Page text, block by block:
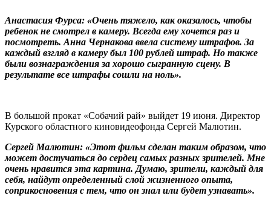
Анастасия Фурса: «Очень тяжело, как оказалось, чтобы
ребенок не смотрел в камеру. Всегда ему хочется раз и
посмотреть. Анна Чернакова ввела систему штрафов. За
каждый взгляд в камеру был 100 рублей штраф. Но также
были вознаграждения за хорошо сыгранную сцену. В
результате все штрафы сошли на ноль».
В большой прокат «Собачий рай» выйдет 19 июня. Директор
Курского областного киновидеофонда Сергей Малютин.
Сергей Малютин: «Этот фильм сделан таким образом, что
может достучаться до сердец самых разных зрителей. Мне
очень нравится эта картина. Думаю, зрители, каждый для
себя, найдут определенный слой жизненного опыта,
соприкосновения с тем, что он знал или будет узнавать».